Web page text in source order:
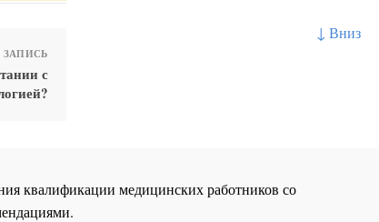
↓ Вниз
с
квалификации медицинских работников со